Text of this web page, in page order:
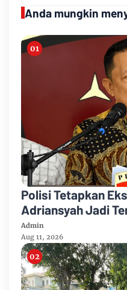
Anda mungkin
Polisi Tetapkan
Adriansyah Jadi
Admin
Aug 11, 2026